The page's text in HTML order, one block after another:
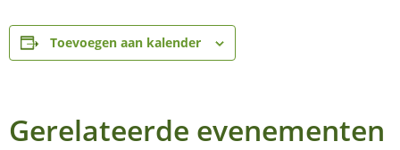
Toevoegen aan kalender
Gerelateerde evenementen